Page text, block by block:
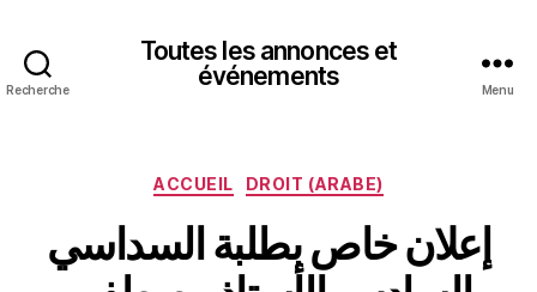
Recherche
Toutes les annonces et
événements
Menu
Catégories
ACCUEIL DROIT (ARABE)
إعلان خاص بطلبة السداسي